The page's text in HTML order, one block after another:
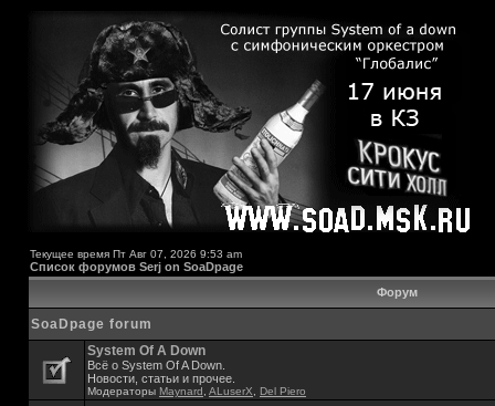
Текущее время Пт Авг 07, 2026 9:53 am
Список форумов Serj on SoaDpage
Форум
SoaDpage forum
System Of A Down
Всё о System Of A Down.
Новости, статьи и прочее.
Модераторы Maynard ALuserX Del Piero